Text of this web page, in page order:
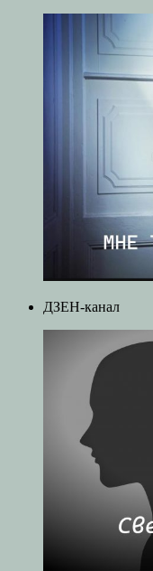
ДЗЕН-канал